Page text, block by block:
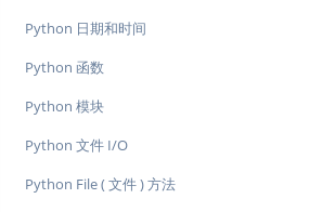
Python 日期和时间
Python 函数
Python 模块
Python 文件 I/O
Python File ( 文件 ) 方法